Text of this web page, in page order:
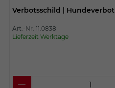
Verbotsschild | Hundeverbot
Art.-Nr. 11.0838
Lieferzeit Werktage